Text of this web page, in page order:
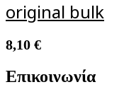
original bulk
8,10 €
Επικοινωνία